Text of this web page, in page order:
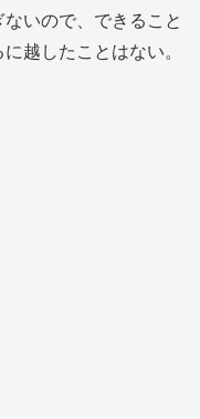
いので、できること
越したことはない。